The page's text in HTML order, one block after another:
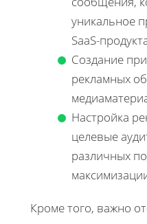
уникальное
SaaS-
Создание
рекламных
Настройка
целевые
различных
Кроме того, важно